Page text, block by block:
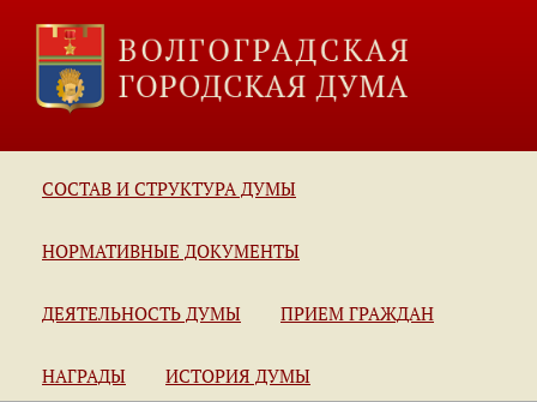
СОСТАВ И СТРУКТУРА ДУМЫ
НОРМАТИВНЫЕ ДОКУМЕНТЫ
ДЕЯТЕЛЬНОСТЬ ДУМЫ ПРИЕМ ГРАЖДАН
НАГРАДЫ ИСТОРИЯ ДУМЫ